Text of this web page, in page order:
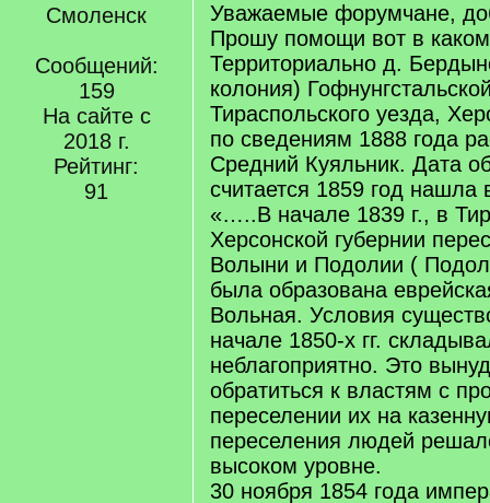
Смоленск
Сообщений:
159
На сайте с
2018 г.
Рейтинг:
91
Уважаемые форумчане,
Прошу помощи вот в
Территориально д.
колония)
Тираспольского уезда,
по сведениям 1888 года
Средний Куяльник. Дата
считается 1859 год нашла
«…..В начале 1839 г., в
Херсонской губернии
Волыни и Подолии (
была образована
Вольная. Условия
начале 1850-х гг.
неблагоприятно. Это
обратиться к властям с
переселении их на
переселения людей
высоком уровне.
30 ноября 1854 года